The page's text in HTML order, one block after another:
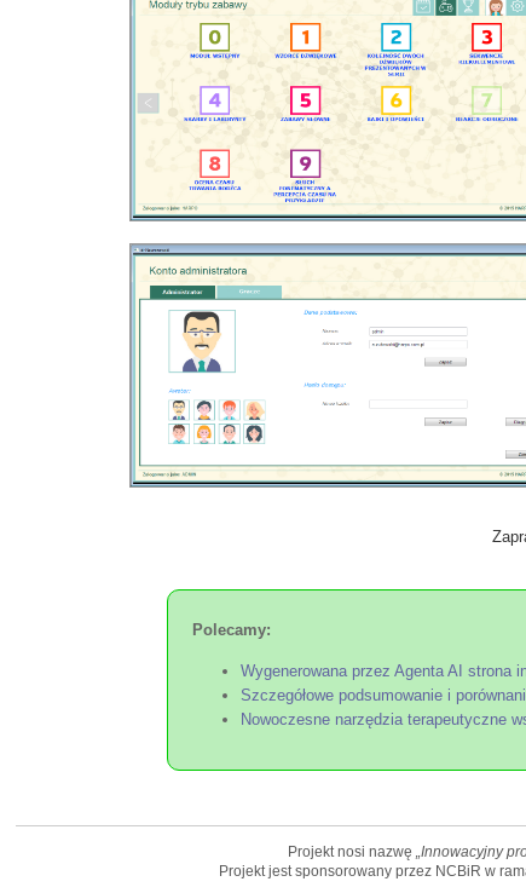
Polecamy:
Wygenerowana przez Agenta AI strona
Szczegółowe podsumowanie i
Nowoczesne narzędzia terapeutyczne
Projekt nosi nazwę „Innowacyjny
Projekt jest sponsorowany przez NCBiR w